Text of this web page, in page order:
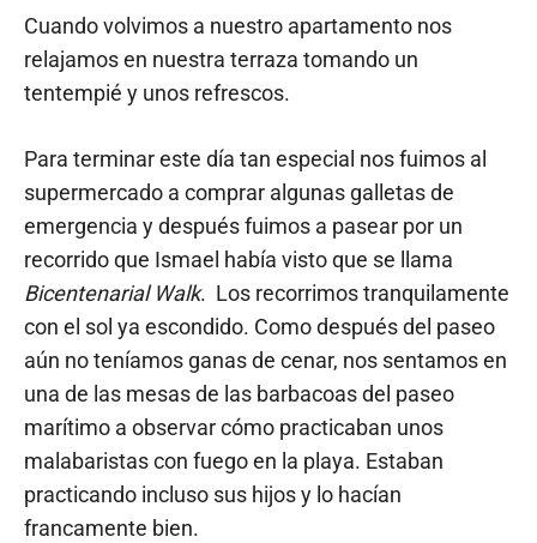
Cuando volvimos a nuestro apartamento nos
relajamos en nuestra terraza tomando un
tentempié y unos refrescos.
Para terminar este día tan especial nos fuimos al
supermercado a comprar algunas galletas de
emergencia y después fuimos a pasear por un
recorrido que Ismael había visto que se llama
Bicentenarial Walk. Los recorrimos tranquilamente
con el sol ya escondido. Como después del paseo
aún no teníamos ganas de cenar, nos sentamos en
una de las mesas de las barbacoas del paseo
marítimo a observar cómo practicaban unos
malabaristas con fuego en la playa. Estaban
practicando incluso sus hijos y lo hacían
francamente bien.